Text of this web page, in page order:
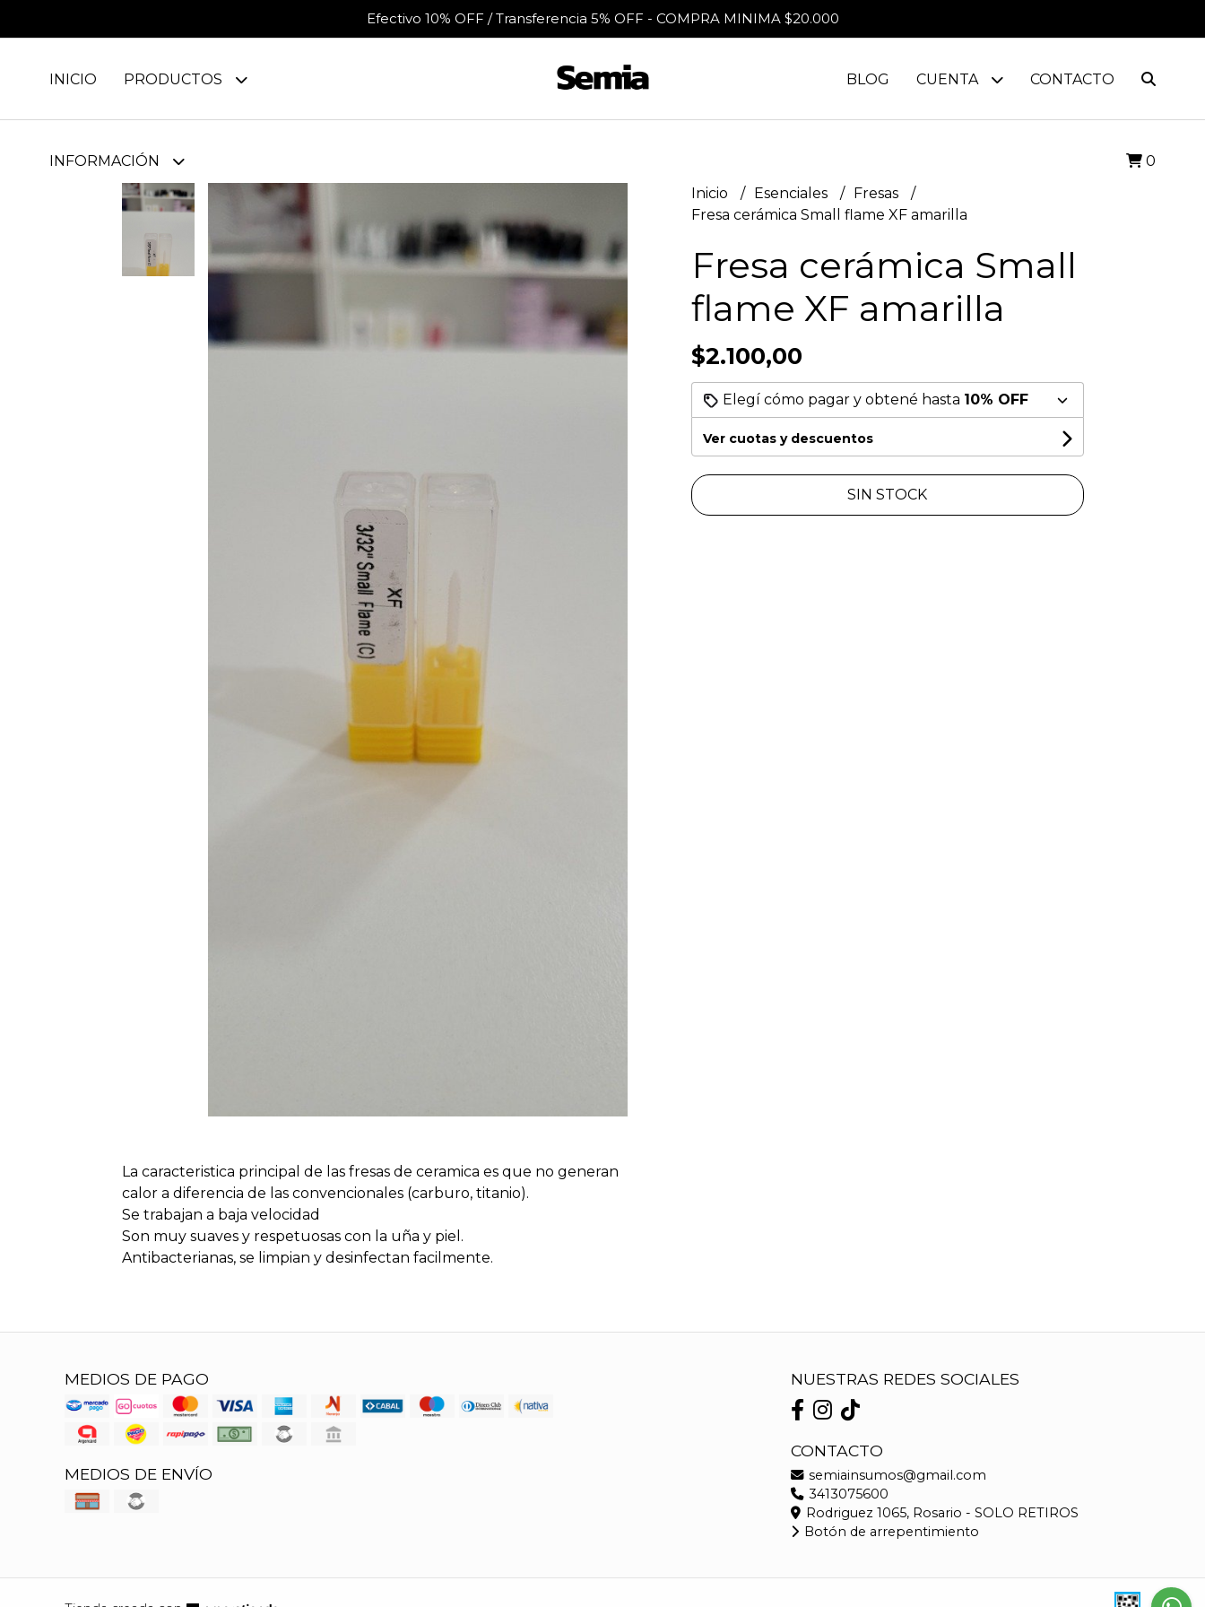
Efectivo 10% OFF / Transferencia 5% OFF - COMPRA MINIMA $20.000
INICIO PRODUCTOS
INFORMACIÓN
BLOG CUENTA CONTACTO
0
La caracteristica principal de las fresas de ceramica es que no generan
calor a diferencia de las convencionales (carburo, titanio).
Se trabajan a baja velocidad
Son muy suaves y respetuosas con la uña y piel.
Antibacterianas, se limpian y desinfectan facilmente.
Inicio Esenciales
Fresas
Fresa cerámica Small flame XF amarilla
Fresa cerámica Small
flame XF amarilla
$2.100,00
Elegí cómo pagar y obtené hasta 10% OFF
Ver cuotas y descuentos
SIN STOCK
MEDIOS DE PAGO
MEDIOS DE ENVÍO
NUESTRAS REDES SOCIALES
CONTACTO
semiainsumos@gmail.com
3413075600
Rodriguez 1065, Rosario - SOLO RETIROS
Botón de arrepentimiento